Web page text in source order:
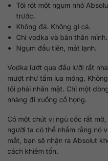
Tôi rót một ngụm nhỏ
trước.
Không đá. Không gì cả.
Chỉ vodka và bản thân mình.
Ngụm đầu tiên, mát lạnh.
Vodka lướt qua đầu lưỡi rất
mượt như tấm lụa mỏng.
tôi phải nhăn mặt. Chỉ một
nhàng đi xuống cổ họng.
Có một chút vị ngũ cốc rất
người ta có thể nhầm rằng nó
mắt, bạn sẽ nhận ra Absolut
cách khiêm tốn.